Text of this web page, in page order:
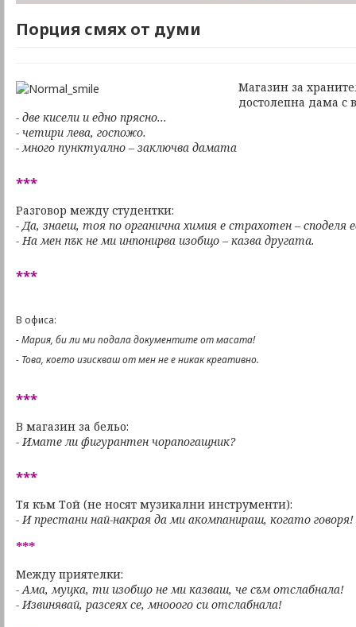
Порция смях от думи
Магазин за
достолепна дама с
- две кисели и едно прясно...
- четири лева, госпожо.
- много пунктуално – заключва дамата
***
Разговор между студентки:
- Да, знаеш, тоя по органична химия е страхотен – споделя
- На мен пък не ми инпонирва изобщо – казва другатa.
***
В офиса:
- Мария, би ли ми подала документите от масата!
- Това, което изискваш от мен не е никак креативно.
***
В магазин за бельо:
- Имате ли фигурантен чорапогащник?
***
Тя към Той (не носят музикални инструменти):
- И престани най-накрая да ми акомпанираш, когато говоря!
***
Между приятелки:
- Ама, муцка, ти изобщо не ми казваш, че съм отслабнала!
- Извинявай, разсеях се, мнооого си отслабнала!